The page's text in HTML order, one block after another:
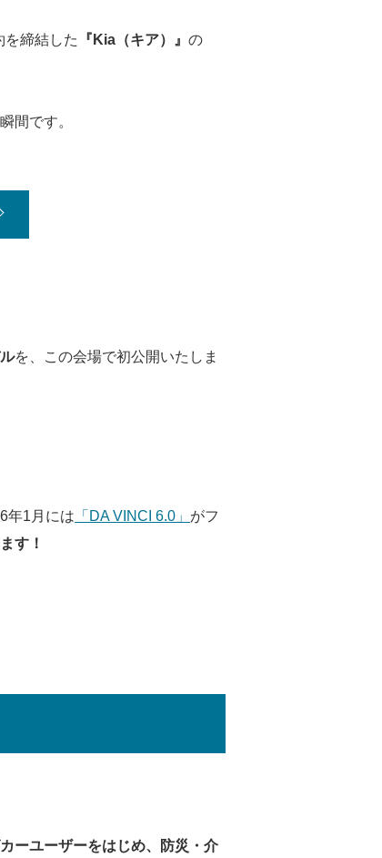
を締結した 『Kia（キア）』 の
間です。
を、この会場で初公開いたしま
年1月には 「DA VINCI 6.0」 がフ
す！
ーユーザーをはじめ、防災・介